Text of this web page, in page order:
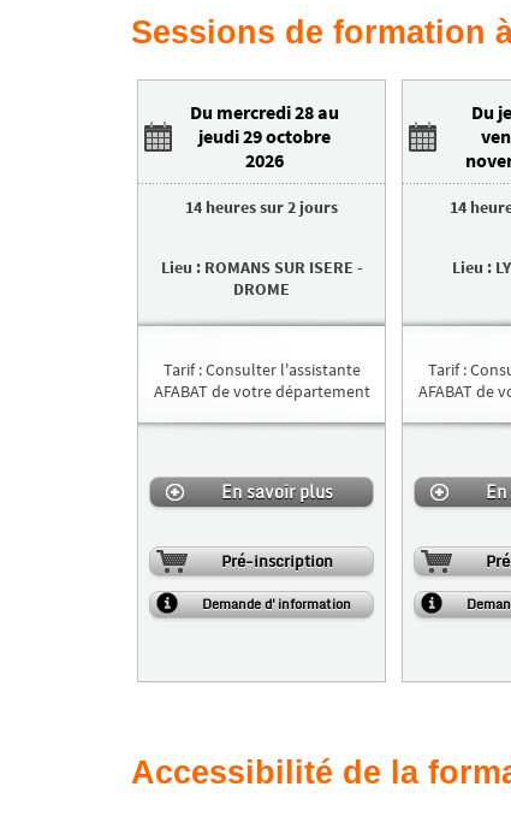
Sessions de formation
Du mercredi 28 au
jeudi 29 octobre
2026
14 heuressur2 jours
Lieu : ROMANS SUR ISERE -
DROME
Tarif :Consulter l'assistante
AFABAT de votre département
En savoir plus
Pré-inscription
Demande d'information
Du
14
Lieu :
Tarif :
AFABAT de
Accessibilité de la